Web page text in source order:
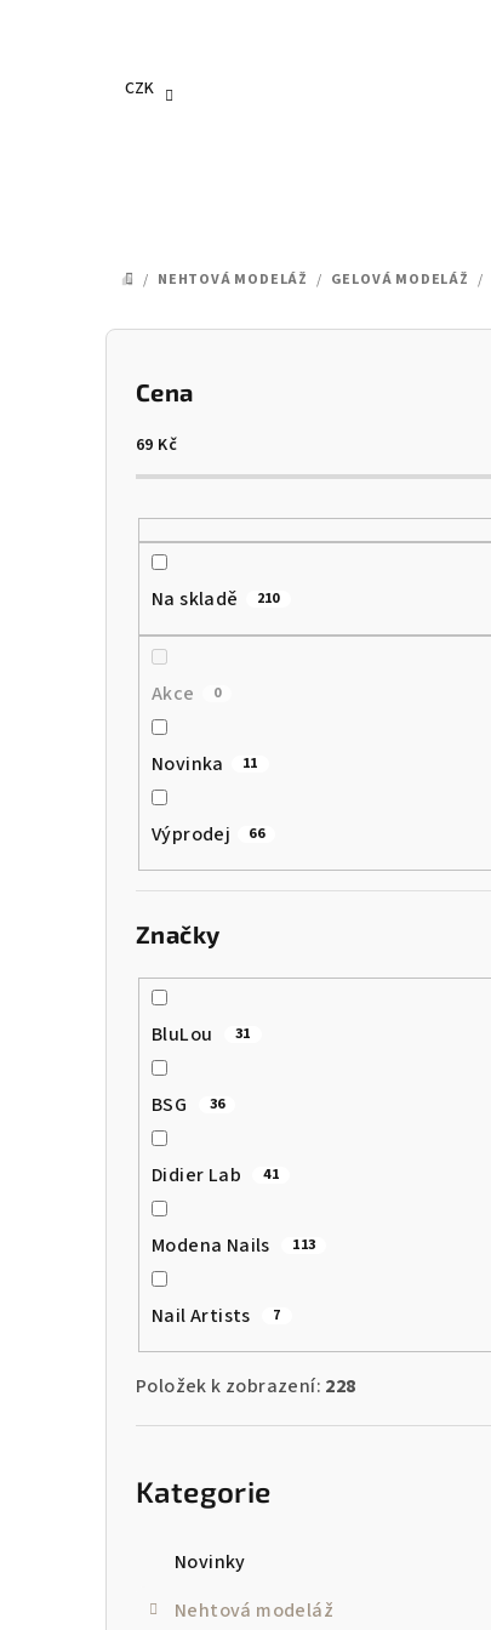
CZK
DOMŮ
/ NEHTOVÁ MODELÁŽ / GELOVÁ MODELÁŽ /
P
Cena
69 Kč
Na skladě 210
Akce 0
Novinka 11
Výprodej 66
Značky
BluLou 31
BSG 36
Didier Lab 41
Modena Nails 113
Nail Artists 7
Položek k zobrazení: 228
Kategorie
Novinky
Nehtová modeláž